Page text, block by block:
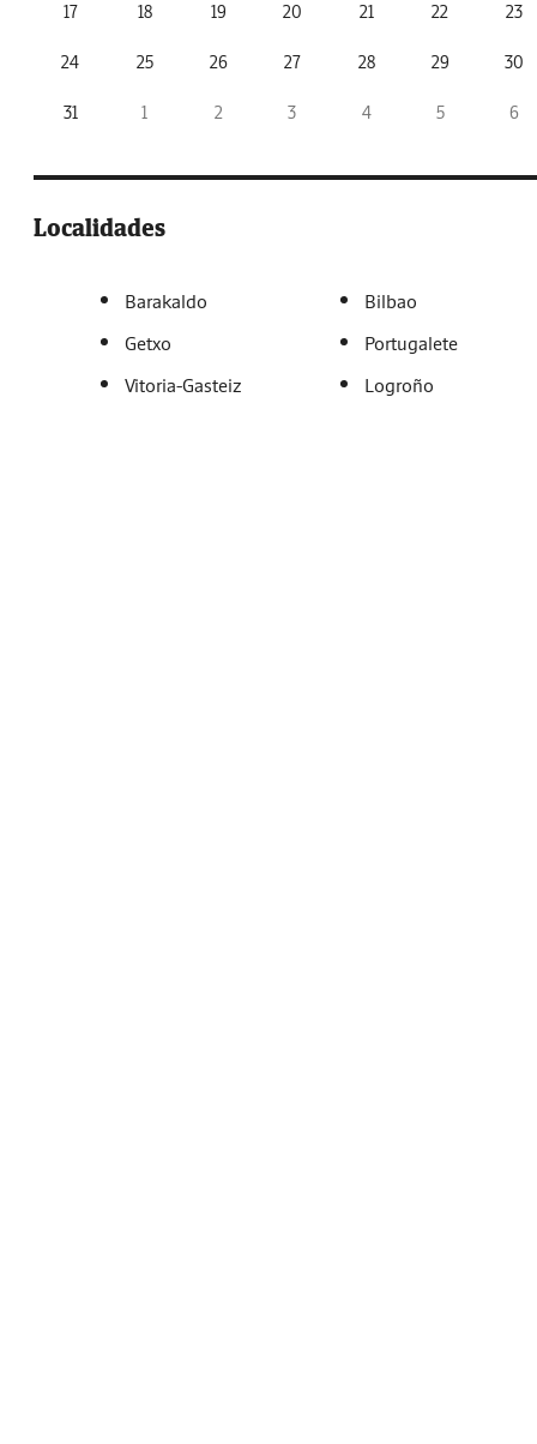
17 18 19 20 21 22 23
24 25 26 27 28 29 30
31 1 2 3 4 5 6
Localidades
Barakaldo
Bilbao
Getxo
Portugalete
Vitoria-Gasteiz
Logroño